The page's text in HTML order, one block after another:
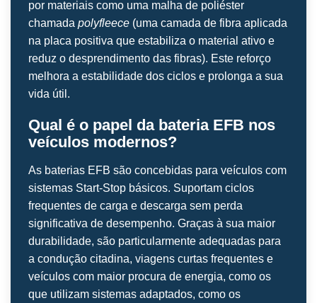
por materiais como uma malha de poliéster
chamada polyfleece (uma camada de fibra aplicada
na placa positiva que estabiliza o material ativo e
reduz o desprendimento das fibras). Este reforço
melhora a estabilidade dos ciclos e prolonga a sua
vida útil.
Qual é o papel da bateria EFB nos
veículos modernos?
As baterias EFB são concebidas para veículos com
sistemas Start-Stop básicos. Suportam ciclos
frequentes de carga e descarga sem perda
significativa de desempenho. Graças à sua maior
durabilidade, são particularmente adequadas para
a condução citadina, viagens curtas frequentes e
veículos com maior procura de energia, como os
que utilizam sistemas adaptados, como os